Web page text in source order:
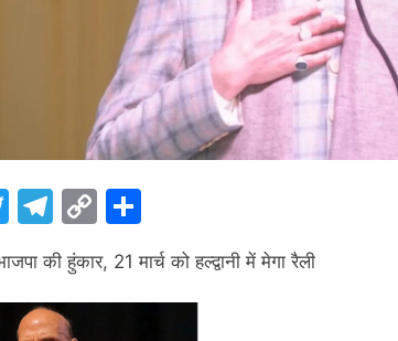
Twitter
Telegram
Copy
Link
की हुंकार, 21 मार्च को हल्द्वानी में मेगा रैली